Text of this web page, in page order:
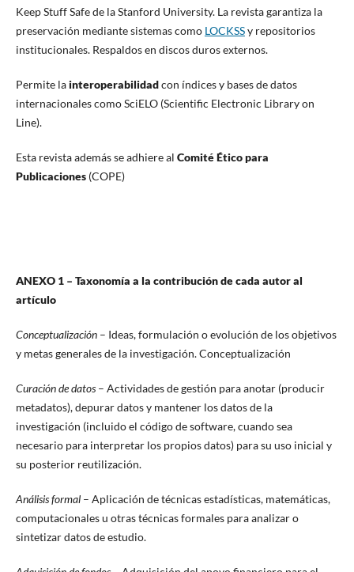
Keep Stuff Safe de la Stanford University. La revista garantiza la
preservación mediante sistemas como LOCKSSy repositorios
institucionales. Respaldos en discos duros externos.
Permite lainteroperabilidadcon índices y bases de datos
internacionales como SciELO (Scientific Electronic Library on
Line).
Esta revista además se adhiere al Comité Ético para
Publicaciones(COPE)
ANEXO 1 – Taxonomía a la contribución de cada autor al
artículo
Conceptualización– Ideas, formulación o evolución de los objetivos
y metas generales de la investigación. Conceptualización
Curación de datos– Actividades de gestión para anotar (producir
metadatos), depurar datos y mantener los datos de la
investigación (incluido el código de software, cuando sea
necesario para interpretar los propios datos) para su uso inicial y
su posterior reutilización.
Análisis formal– Aplicación de técnicas estadísticas, matemáticas,
computacionales u otras técnicas formales para analizar o
sintetizar datos de estudio.